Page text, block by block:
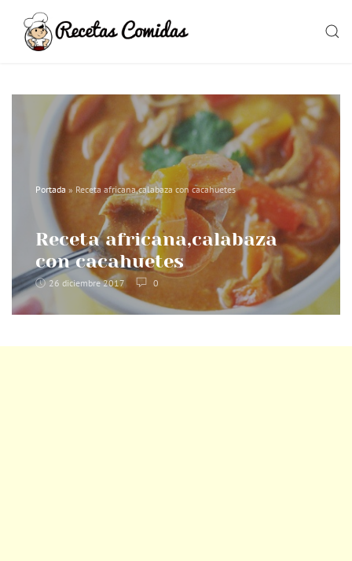
content
Portada » Receta africana,calabaza con cacahuetes
Receta africana,calabaza
con cacahuetes
26 diciembre 2017 0